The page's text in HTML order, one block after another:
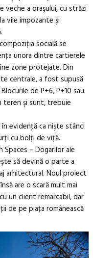
a oraşului, cu străzi
vile impozante şi
socială se
unora dintre cartierele
zone protejate. Din
centrale, a fost supusă
de P+6, P+10 sau
teren şi sunt, trebuie
evidenţă ca nişte stânci
cu bolţi de viţă.
Spaces – Dogarilor ale
să devină o parte a
arhitectural. Noul proiect
are o scară mult mai
un client remarcabil, dar
de pe piaţa românească